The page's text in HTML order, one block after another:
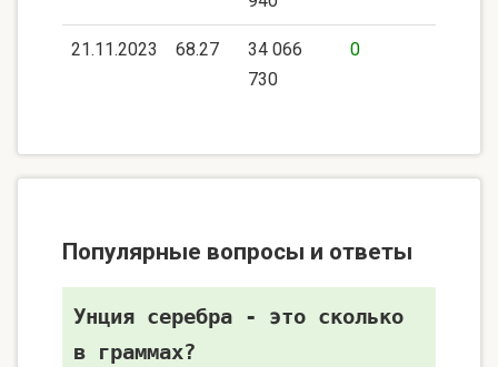
21.11.2023 68.27
34 066
730
0
Популярные вопросы и ответы
Унция серебра - это сколько
в граммах?